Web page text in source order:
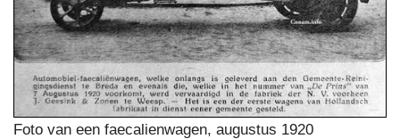
Foto van een faecalienwagen, augustus 1920